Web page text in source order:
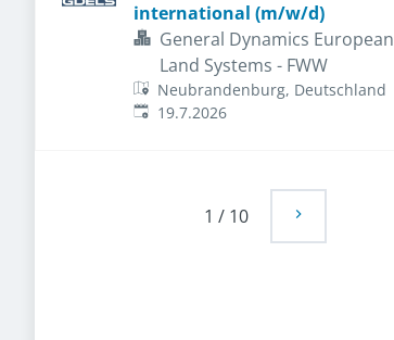
international (m/w/d)
General Dynamics European
Land Systems - FWW
Neubrandenburg, Deutschland
Veröffentlicht
19.7.2026
1 / 10